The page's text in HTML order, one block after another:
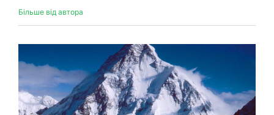
Більше від автора